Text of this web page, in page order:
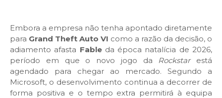
Embora a empresa não tenha apontado diretamente
para Grand Theft Auto VI como a razão da decisão, o
adiamento afasta Fable da época natalícia de 2026,
período em que o novo jogo da Rockstar está
agendado para chegar ao mercado. Segundo a
Microsoft, o desenvolvimento continua a decorrer de
forma positiva e o tempo extra permitirá à equipa